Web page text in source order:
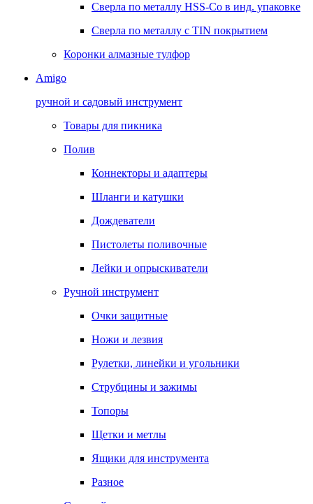
Сверла по металлу HSS-Co в инд. упаковке
Сверла по металлу с TIN покрытием
Коронки алмазные тулфор
Amigo
ручной и садовый инструмент
Товары для пикника
Полив
Коннекторы и адаптеры
Шланги и катушки
Дождеватели
Пистолеты поливочные
Лейки и опрыскиватели
Ручной инструмент
Очки защитные
Ножи и лезвия
Рулетки, линейки и угольники
Струбцины и зажимы
Топоры
Щетки и метлы
Ящики для инструмента
Разное